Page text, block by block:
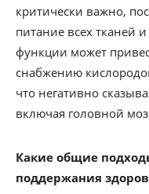
критически важно,
питание всех тканей
функции может
снабжению
что негативно
включая головной
Какие общие
поддержания